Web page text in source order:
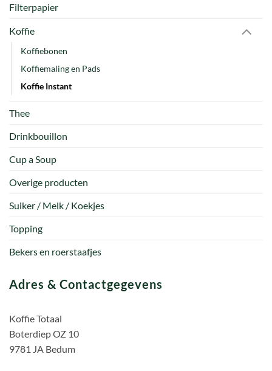
Filterpapier
Koffie
Koffiebonen
Koffiemaling en Pads
Koffie Instant
Thee
Drinkbouillon
Cup a Soup
Overige producten
Suiker / Melk / Koekjes
Topping
Bekers en roerstaafjes
Adres & Contactgegevens
Koffie Totaal
Boterdiep OZ 10
9781 JA Bedum